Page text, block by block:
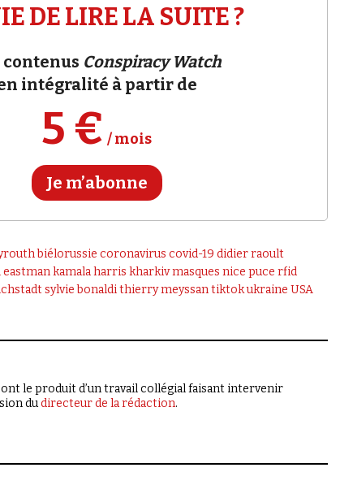
DE LIRE LA SUITE ?
contenus Conspiracy Watch
intégralité à partir de
5 € / mois
Je m’abonne
biélorussie coronavirus covid-19 didier raoult
eastmankamala harris kharkivmasques nice puce rfid
sylvie bonaldithierry meyssantiktokukraine USA
le produit d’un travail collégial faisant intervenir
dudirecteur de la rédaction.